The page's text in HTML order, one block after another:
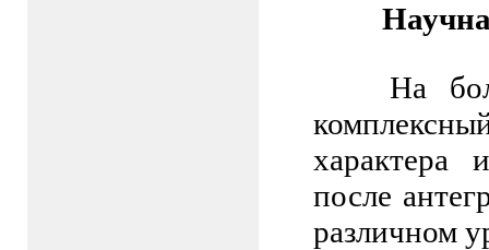
На
характера
после
различном